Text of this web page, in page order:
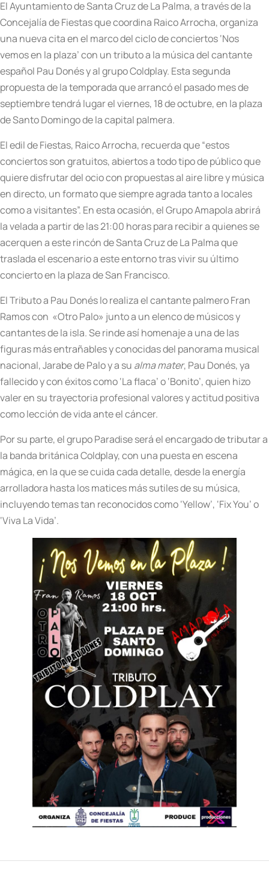
El Ayuntamiento de Santa Cruz de La Palma, a través de la
Concejalía de Fiestas que coordina Raico Arrocha, organiza
una nueva cita en el marco del ciclo de conciertos ‘Nos
vemos en la plaza’ con un tributo a la música del cantante
español Pau Donés y al grupo Coldplay. Esta segunda
propuesta de la temporada que arrancó el pasado mes de
septiembre tendrá lugar el viernes, 18 de octubre, en la plaza
de Santo Domingo de la capital palmera.
El edil de Fiestas, Raico Arrocha, recuerda que “estos
conciertos son gratuitos, abiertos a todo tipo de público que
quiere disfrutar del ocio con propuestas al aire libre y música
en directo, un formato que siempre agrada tanto a locales
como a visitantes”. En esta ocasión, el Grupo Amapola abrirá
la velada a partir de las 21:00 horas para recibir a quienes se
acerquen a este rincón de Santa Cruz de La Palma que
traslada el escenario a este entorno tras vivir su último
concierto en la plaza de San Francisco.
El Tributo a Pau Donés lo realiza el cantante palmero Fran
Ramos con «Otro Palo» junto a un elenco de músicos y
cantantes de la isla. Se rinde así homenaje a una de las
figuras más entrañables y conocidas del panorama musical
nacional, Jarabe de Palo y a su alma mater, Pau Donés, ya
fallecido y con éxitos como ‘La flaca’ o ‘Bonito’, quien hizo
valer en su trayectoria profesional valores y actitud positiva
como lección de vida ante el cáncer.
Por su parte, el grupo Paradise será el encargado de tributar a
la banda británica Coldplay, con una puesta en escena
mágica, en la que se cuida cada detalle, desde la energía
arrolladora hasta los matices más sutiles de su música,
incluyendo temas tan reconocidos como ‘Yellow’, ‘Fix You’ o
‘Viva La Vida’.